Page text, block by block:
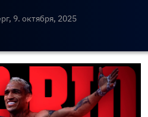
9. октября, 2025